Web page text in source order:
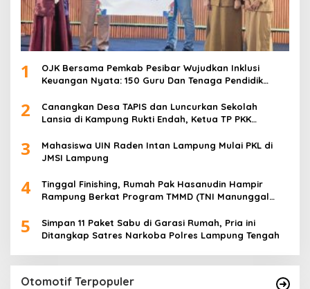
1
OJK Bersama Pemkab Pesibar Wujudkan Inklusi
Keuangan Nyata: 150 Guru Dan Tenaga Pendidik
2
Canangkan Desa TAPIS dan Luncurkan Sekolah
Lansia di Kampung Rukti Endah, Ketua TP PKK
Desa
3
Mahasiswa UIN Raden Intan Lampung Mulai PKL di
JMSI Lampung
4
Tinggal Finishing, Rumah Pak Hasanudin Hampir
Rampung Berkat Program TMMD (TNI Manunggal
5
Simpan 11 Paket Sabu di Garasi Rumah, Pria ini
Ditangkap Satres Narkoba Polres Lampung Tengah
Otomotif Terpopuler